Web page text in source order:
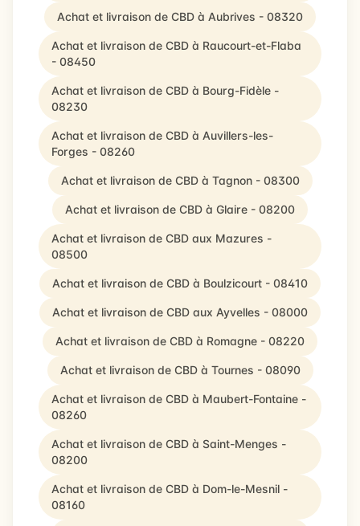
Achat et livraison de CBD à Aubrives - 08320
Achat et livraison de CBD à Raucourt-et-Flaba
- 08450
Achat et livraison de CBD à Bourg-Fidèle -
08230
Achat et livraison de CBD à Auvillers-les-
Forges - 08260
Achat et livraison de CBD à Tagnon - 08300
Achat et livraison de CBD à Glaire - 08200
Achat et livraison de CBD aux Mazures -
08500
Achat et livraison de CBD à Boulzicourt - 08410
Achat et livraison de CBD aux Ayvelles - 08000
Achat et livraison de CBD à Romagne - 08220
Achat et livraison de CBD à Tournes - 08090
Achat et livraison de CBD à Maubert-Fontaine -
08260
Achat et livraison de CBD à Saint-Menges -
08200
Achat et livraison de CBD à Dom-le-Mesnil -
08160